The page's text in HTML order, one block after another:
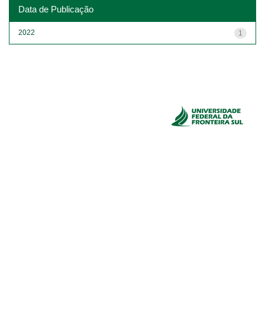
Data de Publicação
1
2022